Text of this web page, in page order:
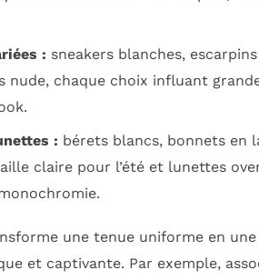
: sneakers blanches,
nude, chaque choix influant
: bérets blancs, bonnets en
claire pour l’été et lunettes
une tenue uniforme en une
et captivante. Par exemple,